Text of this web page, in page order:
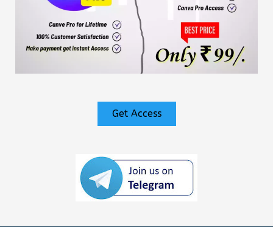
Get Access